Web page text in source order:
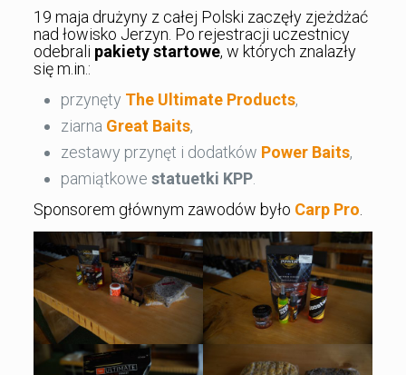
19 maja drużyny z całej Polski zaczęły zjeżdżać
nad łowisko Jerzyn. Po rejestracji uczestnicy
odebrali pakiety startowe, w których znalazły
się m.in.:
przynęty The Ultimate Products,
ziarna Great Baits,
zestawy przynęt i dodatków Power Baits,
pamiątkowe statuetki KPP.
Sponsorem głównym zawodów było Carp Pro